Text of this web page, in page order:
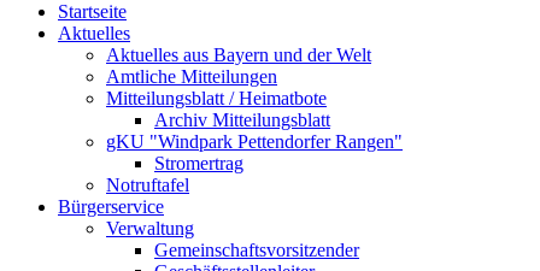
Startseite
Aktuelles
Aktuelles aus Bayern und der Welt
Amtliche Mitteilungen
Mitteilungsblatt / Heimatbote
Archiv Mitteilungsblatt
gKU "Windpark Pettendorfer Rangen"
Stromertrag
Notruftafel
Bürgerservice
Verwaltung
Gemeinschaftsvorsitzender